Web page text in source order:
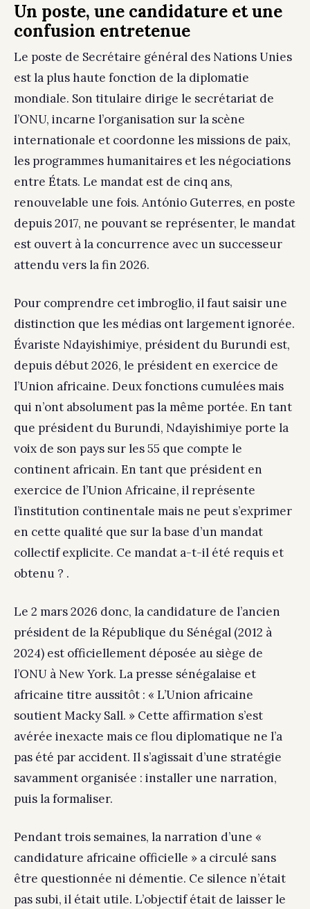
Un poste, une candidature et une
confusion entretenue
Le poste de Secrétaire général des Nations Unies
est la plus haute fonction de la diplomatie
mondiale. Son titulaire dirige le secrétariat de
l’ONU, incarne l’organisation sur la scène
internationale et coordonne les missions de paix,
les programmes humanitaires et les négociations
entre États. Le mandat est de cinq ans,
renouvelable une fois. António Guterres, en poste
depuis 2017, ne pouvant se représenter, le mandat
est ouvert à la concurrence avec un successeur
attendu vers la fin 2026.
Pour comprendre cet imbroglio, il faut saisir une
distinction que les médias ont largement ignorée.
Évariste Ndayishimiye, président du Burundi est,
depuis début 2026, le président en exercice de
l’Union africaine. Deux fonctions cumulées mais
qui n’ont absolument pas la même portée. En tant
que président du Burundi, Ndayishimiye porte la
voix de son pays sur les 55 que compte le
continent africain. En tant que président en
exercice de l’Union Africaine, il représente
l’institution continentale mais ne peut s’exprimer
en cette qualité que sur la base d’un mandat
collectif explicite. Ce mandat a-t-il été requis et
obtenu ? .
Le 2 mars 2026 donc, la candidature de l’ancien
président de la République du Sénégal (2012 à
2024) est officiellement déposée au siège de
l’ONU à New York. La presse sénégalaise et
africaine titre aussitôt : « L’Union africaine
soutient Macky Sall. » Cette affirmation s’est
avérée inexacte mais ce flou diplomatique ne l’a
pas été par accident. Il s’agissait d’une stratégie
savamment organisée : installer une narration,
puis la formaliser.
Pendant trois semaines, la narration d’une «
candidature africaine officielle » a circulé sans
être questionnée ni démentie. Ce silence n’était
pas subi, il était utile. L’objectif était de laisser le